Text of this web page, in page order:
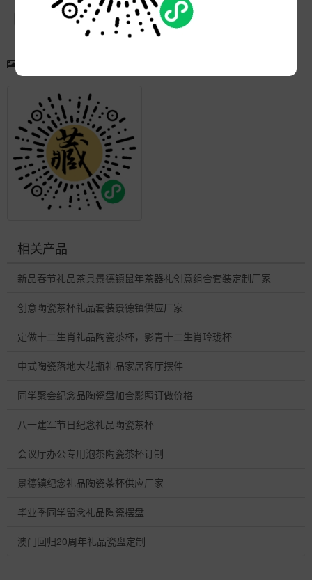
相关产品
新品春节礼品茶具景德镇鼠年茶器礼创意组合套装定制厂家
创意陶瓷茶杯礼品套装景德镇供应厂家
定做十二生肖礼品陶瓷茶杯，影青十二生肖玲珑杯
中式陶瓷落地大花瓶礼品家居客厅摆件
同学聚会纪念品陶瓷盘加合影照订做价格
八一建军节日纪念礼品陶瓷茶杯
会议厅办公专用泡茶陶瓷茶杯订制
景德镇纪念礼品陶瓷茶杯供应厂家
毕业季同学留念礼品陶瓷摆盘
澳门回归20周年礼品瓷盘定制